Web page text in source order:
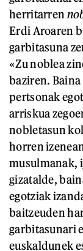
herritarren
Erdi Aroaren
garbitasuna
«Zu noblea
baziren.
pertsonak
arriskua
nobletasun
horren
musulmanak,
gizatalde,
egotziak
baitzeuden
garbitasunari
euskaldunek